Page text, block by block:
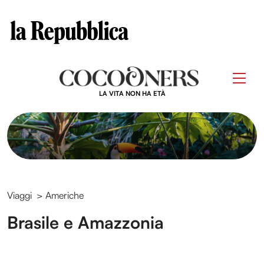
LA VITA NON HA ETÀ
Viaggi > Americhe
Brasile e Amazzonia